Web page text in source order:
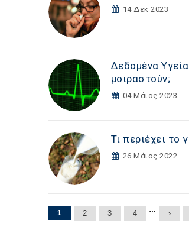
14 Δεκ 2023
Δεδομένα
μοιραστούν;
04 Μάιος 2023
Τι περιέχει το
26 Μάιος 2022
Σελίδες
1 2 3 4 … ›